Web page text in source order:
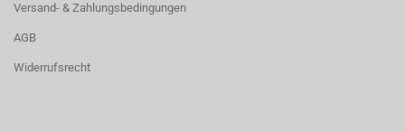
Versand- & Zahlungsbedingungen
AGB
Widerrufsrecht